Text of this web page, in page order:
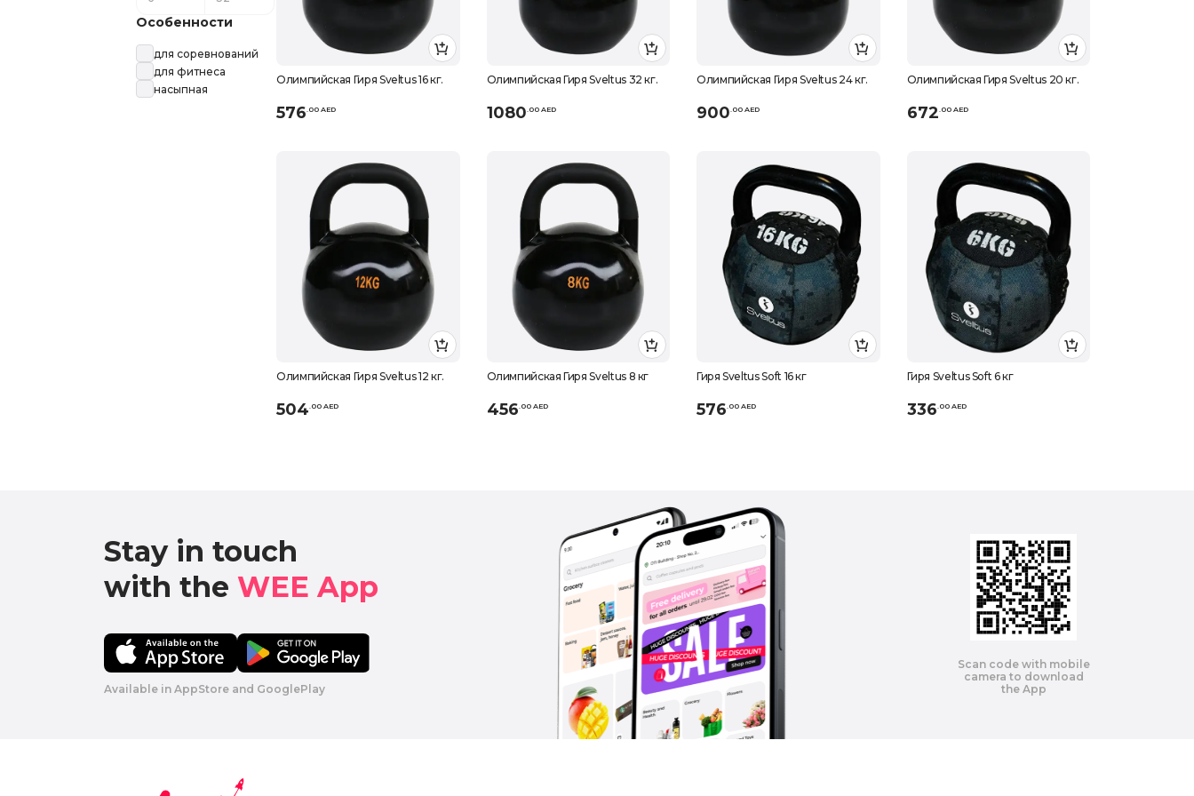
Олимпийская Гиря Sveltus 16 кг.
576.00 AED
Олимпийская Гиря Sveltus 32 кг.
1080.00 AED
Олимпийская Гиря Sveltus 24 кг.
900.00 AED
Олимпийская Гиря Sveltus 20 кг.
672.00 AED
Олимпийская Гиря Sveltus 12 кг.
504 00 AED
Олимпийская Гиря Sveltus 8 кг
456 00 AED
Гиря Sveltus Soft 16 кг
576 00 AED
Гиря Sveltus Soft 6 кг
336 00 AED
Особенности
для соревнований
для фитнеса
насыпная
Stay in touch
with the WEE App
Available in AppStore and GooglePlay
Scan code with mobile
camera to download
the App